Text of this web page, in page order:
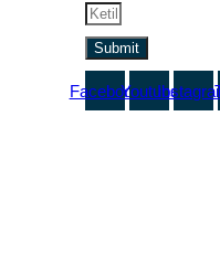
Submit
FacebookYoutube